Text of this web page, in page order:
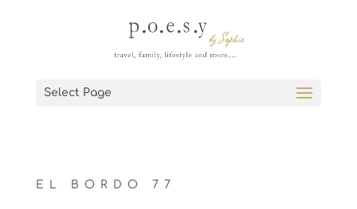
Select Page
EL BORDO 77